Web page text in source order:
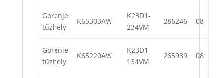
Gorenje
tűzhely
K65303AW
K23D1-
234VM
286246 08
Gorenje
tűzhely
K65220AW
K23D1-
134VM
265989 08